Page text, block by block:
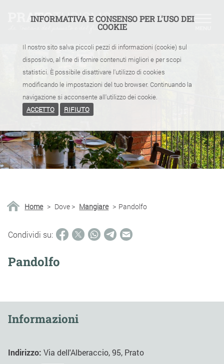
INFORMATIVA E CONSENSO PER L'USO DEI
COOKIE
Il nostro sito salva piccoli pezzi di informazioni (cookie) sul
dispositivo, al fine di fornire contenuti migliori e per scopi
statistici. È possibile disattivare l'utilizzo di cookies
modificando le impostazioni del tuo browser. Continuando la
navigazione si acconsente all'utilizzo dei cookie.
ACCETTO
RIFIUTO
Home > Dove > Mangiare > Pandolfo
Condividi su:
Pandolfo
Informazioni
Indirizzo: Via dell'Alberaccio, 95, Prato